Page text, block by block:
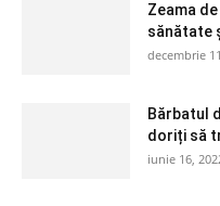
Zeama
sănătate
decembrie
Bărbatul
doriți să
iunie 16,